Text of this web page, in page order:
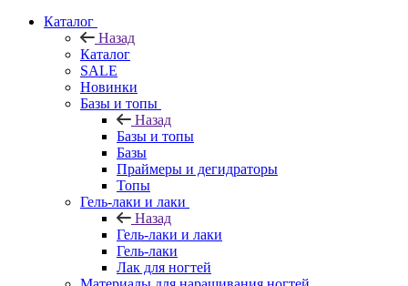
Каталог
Назад
Каталог
SALE
Новинки
Базы и топы
Назад
Базы и топы
Базы
Праймеры и дегидраторы
Топы
Гель-лаки и лаки
Назад
Гель-лаки и лаки
Гель-лаки
Лак для ногтей